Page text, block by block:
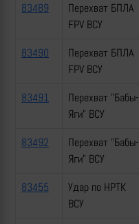
83489
Перехват БПЛА
FPV ВСУ
83490
Перехват БПЛА
FPV ВСУ
83491
Перехват "Бабы-
Яги" ВСУ
83492
Перехват "Бабы-
Яги" ВСУ
83455
Удар по НРТК
ВСУ